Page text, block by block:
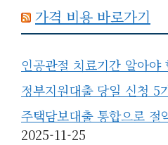
가격 비용 바로가기
인공관절 치료기간 알아야
정부지원대출 당일 신청 5
주택담보대출 통합으로 절
2025-11-25